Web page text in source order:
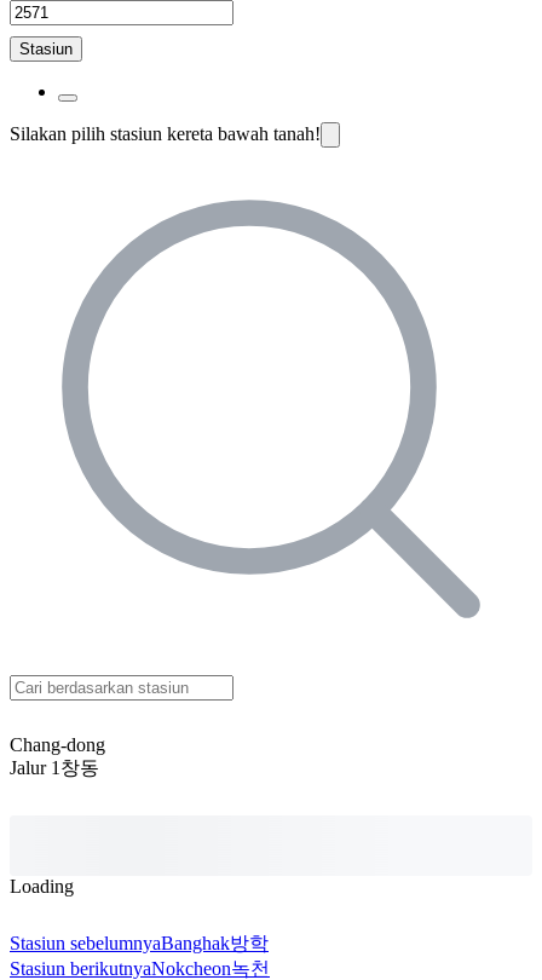
Stasiun
Silakan pilih stasiun kereta bawah tanah!
Chang-dong
Jalur 1 창동
Loading
Stasiun sebelumnyaBanghak방학
Stasiun berikutnyaNokcheon녹천